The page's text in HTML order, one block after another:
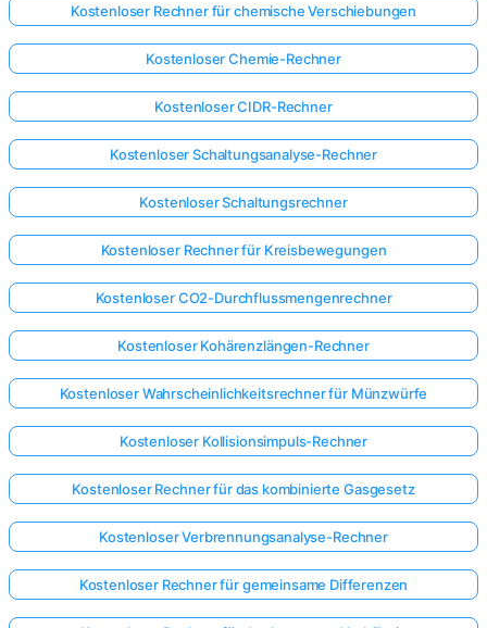
Hier
anmelden!
Kostenloser Rechner für chemische Verschiebungen
Kostenloser Chemie-Rechner
Kostenloser CIDR-Rechner
Kostenloser Schaltungsanalyse-Rechner
Kostenloser Schaltungsrechner
Kostenloser Rechner für Kreisbewegungen
Kostenloser CO2-Durchflussmengenrechner
Kostenloser Kohärenzlängen-Rechner
Kostenloser Wahrscheinlichkeitsrechner für Münzwürfe
Kostenloser Kollisionsimpuls-Rechner
Kostenloser Rechner für das kombinierte Gasgesetz
Kostenloser Verbrennungsanalyse-Rechner
Kostenloser Rechner für gemeinsame Differenzen